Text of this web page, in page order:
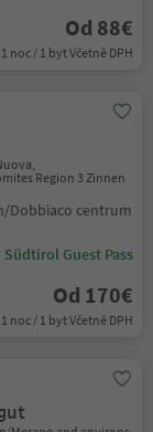
Od 88€
1 noc / 1 byt Včetně DPH
Region 3 Zinnen
Dobbiaco centrum
Südtirol Guest Pass
Od 170€
1 noc / 1 byt Včetně DPH